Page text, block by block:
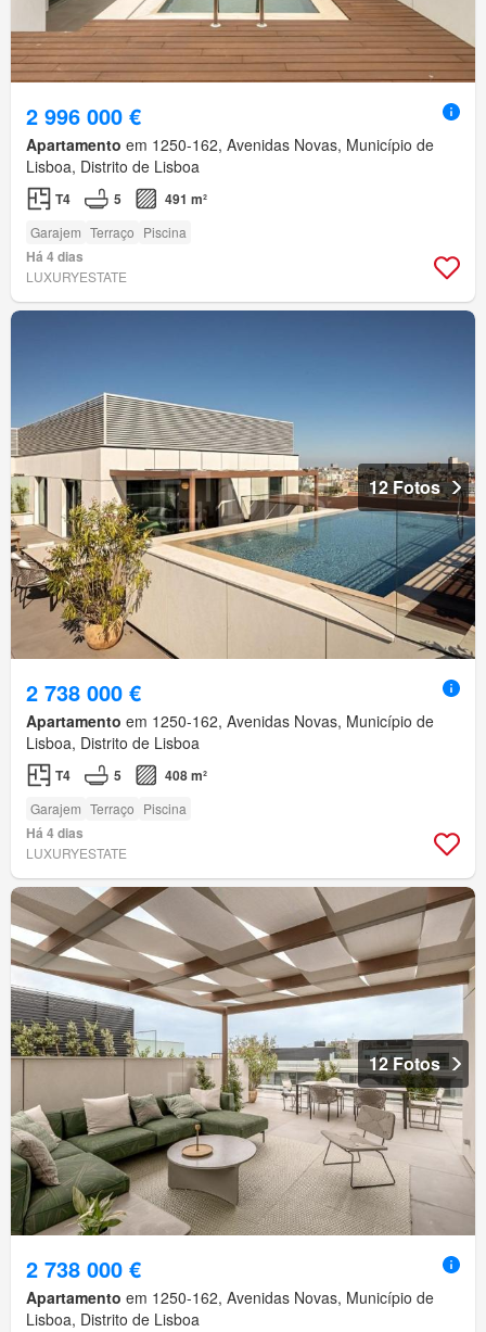
2 996 000 €
Apartamento em 1250-162, Avenidas Novas, Município de
Lisboa, Distrito de Lisboa
T4 5 491 m²
Garajem Terraço Piscina
Há 4 dias
LUXURYESTATE
12 Fotos
2 738 000 €
Apartamento em 1250-162, Avenidas Novas, Município de
Lisboa, Distrito de Lisboa
T4 5 408 m²
Garajem Terraço Piscina
Há 4 dias
LUXURYESTATE
12 Fotos
2 738 000 €
Apartamento em 1250-162, Avenidas Novas, Município de
Lisboa, Distrito de Lisboa